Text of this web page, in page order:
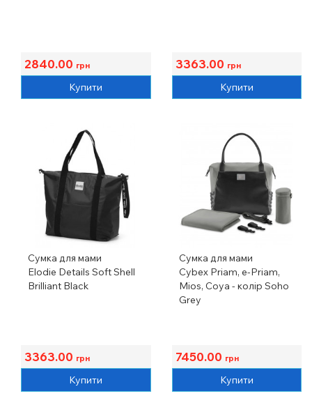
2840.00 грн
Купити
3363.00 грн
Купити
Сумка для мами
Elodie Details Soft Shell
Brilliant Black
3363.00 грн
Купити
Сумка для мами
Cybex Priam, e-Priam,
Mios, Coya - колір Soho
Grey
7450.00 грн
Купити